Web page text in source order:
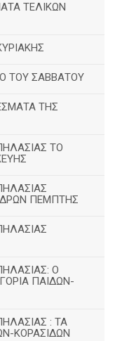
ΤΕΛΙΚΩΝ
ΤΟΥ ΣΑΒΒΑΤΟΥ
ΤΗΣ
ΤΟ
ΠΕΜΠΤΗΣ
Ο
ΠΑΙΔΩΝ-
: ΤΑ
ΚΟΡΑΣΙΔΩΝ